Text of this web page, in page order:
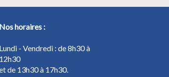
Nos horaires :
Lundi - Vendredi : de 8h30 à
12h30
de 13h30 à 17h30.